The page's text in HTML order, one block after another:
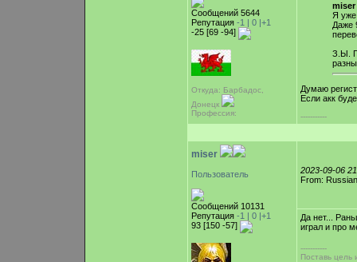
Сообщений 5644
Репутация -1 | 0 |+1
-25 [69 -94]
Откуда: Барбадос,
Донецк
Профессия:
miser
Я уже
Даже
З.Ы.
Думаю
Если акк
-----------
miser
Пользователь
Сообщений 10131
Репутация -1 | 0 |+1
93 [150 -57]
2023-09-06
From:
Да нет...
играл и про
-----------
Поставь цель